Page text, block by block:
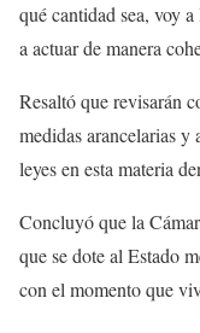
qué cantidad sea, voy
a actuar de manera
Resaltó que revisarán
medidas arancelarias y
leyes en esta materia
Concluyó que la
que se dote al Estado
con el momento que